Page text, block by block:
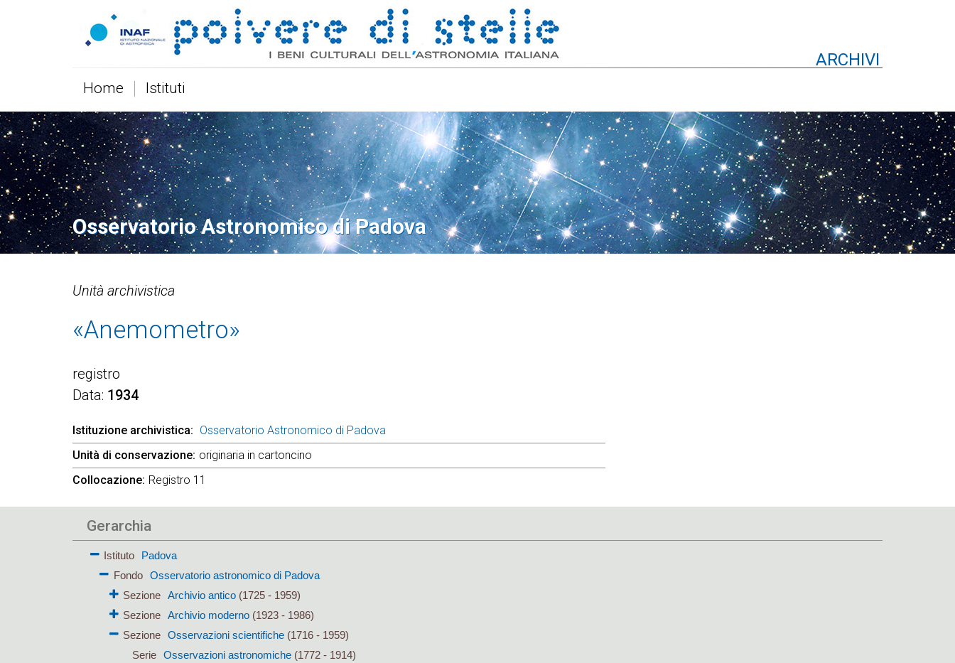
ARCHIVI
Home Istituti
Osservatorio Astronomico di Padova
Unità archivistica
«Anemometro»
registro
Data 1934
Istituzione archivistica
Osservatorio Astronomico di Padova
Unità di conservazione originaria in cartoncino
Collocazione Registro 11
Gerarchia
Istituto
Padova
Fondo
Osservatorio astronomico di Padova
Sezione Archivio antico(1725 - 1959)
Sezione Archivio moderno(1923 - 1986)
Sezione Osservazioni scientifiche(1716 - 1959)
Serie
Osservazioni astronomiche (1772 - 1914)